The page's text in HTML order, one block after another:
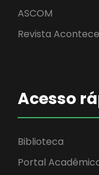
ASCOM
Revista
Acesso
Biblioteca
Portal